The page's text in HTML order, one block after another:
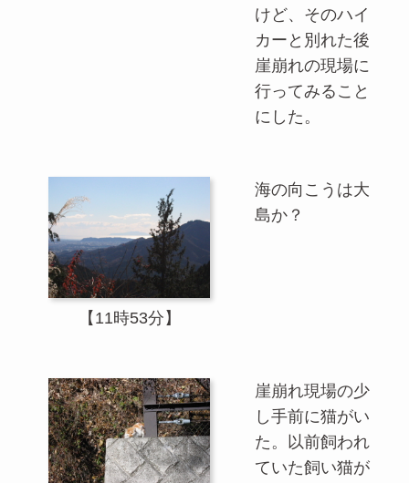
けど、そのハイ
カーと別れた後
崖崩れの現場に
行ってみること
にした。
【11時53分】
海の向こうは大
島か？
崖崩れ現場の少
し手前に猫がい
た。以前飼われ
ていた飼い猫が